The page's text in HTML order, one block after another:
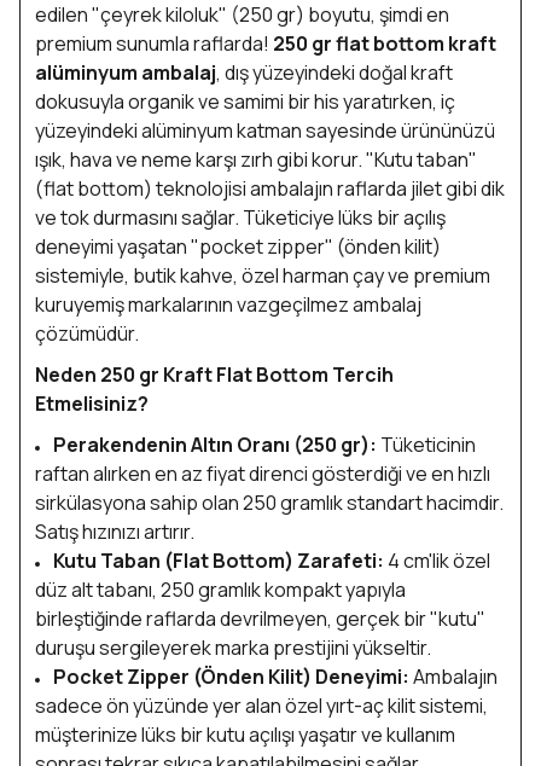
edilen "çeyrek kiloluk" (250 gr) boyutu, şimdi en
premium sunumla raflarda! 250 gr flat bottom kraft
alüminyum ambalaj, dış yüzeyindeki doğal kraft
dokusuyla organik ve samimi bir his yaratırken, iç
yüzeyindeki alüminyum katman sayesinde ürününüzü
ışık, hava ve neme karşı zırh gibi korur. "Kutu taban"
(flat bottom) teknolojisi ambalajın raflarda jilet gibi dik
ve tok durmasını sağlar. Tüketiciye lüks bir açılış
deneyimi yaşatan "pocket zipper" (önden kilit)
sistemiyle, butik kahve, özel harman çay ve premium
kuruyemiş markalarının vazgeçilmez ambalaj
çözümüdür.
Neden 250 gr Kraft Flat Bottom Tercih
Etmelisiniz?
Perakendenin Altın Oranı (250 gr): Tüketicinin
raftan alırken en az fiyat direnci gösterdiği ve en hızlı
sirkülasyona sahip olan 250 gramlık standart hacimdir.
Satış hızınızı artırır.
Kutu Taban (Flat Bottom) Zarafeti: 4 cm'lik özel
düz alt tabanı, 250 gramlık kompakt yapıyla
birleştiğinde raflarda devrilmeyen, gerçek bir "kutu"
duruşu sergileyerek marka prestijini yükseltir.
Pocket Zipper (Önden Kilit) Deneyimi: Ambalajın
sadece ön yüzünde yer alan özel yırt-aç kilit sistemi,
müşterinize lüks bir kutu açılışı yaşatır ve kullanım